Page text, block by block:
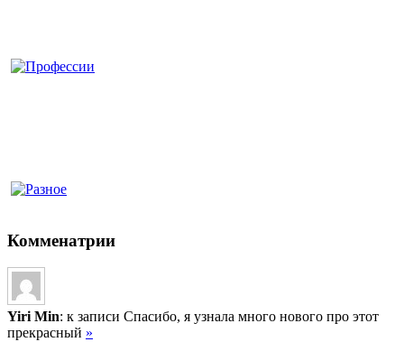
Комменатрии
Yiri Min: к записи Спасибо, я узнала много нового про этот
прекрасный »